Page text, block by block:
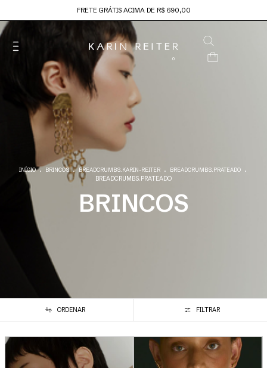
FRETE GRÁTIS ACIMA DE R$ 690,00
0
INÍCIO . BRINCOS . BREADCRUMBS.KARIN-REITER . BREADCRUMBS.PRATEADO .
BREADCRUMBS.PRATEADO
BRINCOS
ORDENAR FILTRAR